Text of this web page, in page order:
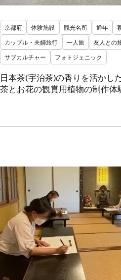
京都府 体験施設 観光名所 通年
カップル・夫婦旅行
一人旅 友人との
サブカルチャー
フォトジェニック
日本茶(宇治茶)の香りを活かし
茶とお花の観賞用植物の制作体